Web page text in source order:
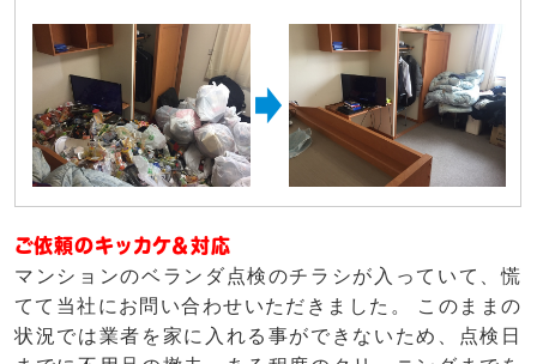
ご依頼のキッカケ＆対応
マンションのベランダ点検のチラシが入っていて、慌
てて当社にお問い合わせいただきました。 このままの
状況では業者を家に入れる事ができないため、点検日